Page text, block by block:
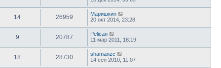
14 26959
Маришкин
20 окт 2014, 23:28
9 20787
Pelican
11 мар 2011, 18:19
18 28730
shamanzc
14 сен 2010, 11:07